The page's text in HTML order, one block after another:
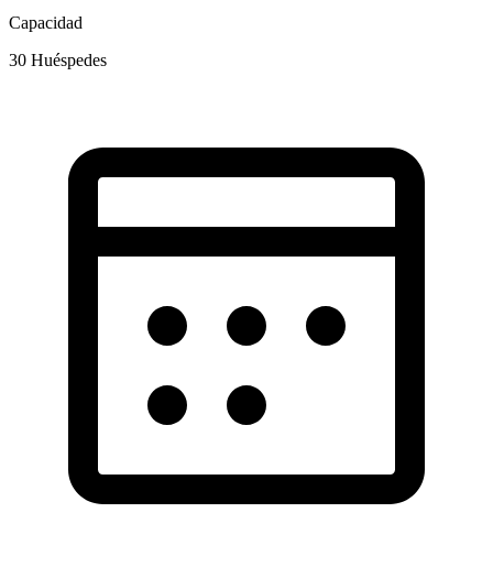
Capacidad
30 Huéspedes